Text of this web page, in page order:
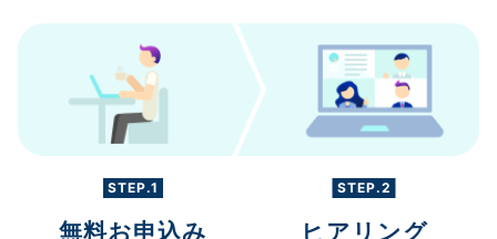
STEP.1
無料お申込み
STEP.2
ヒアリング